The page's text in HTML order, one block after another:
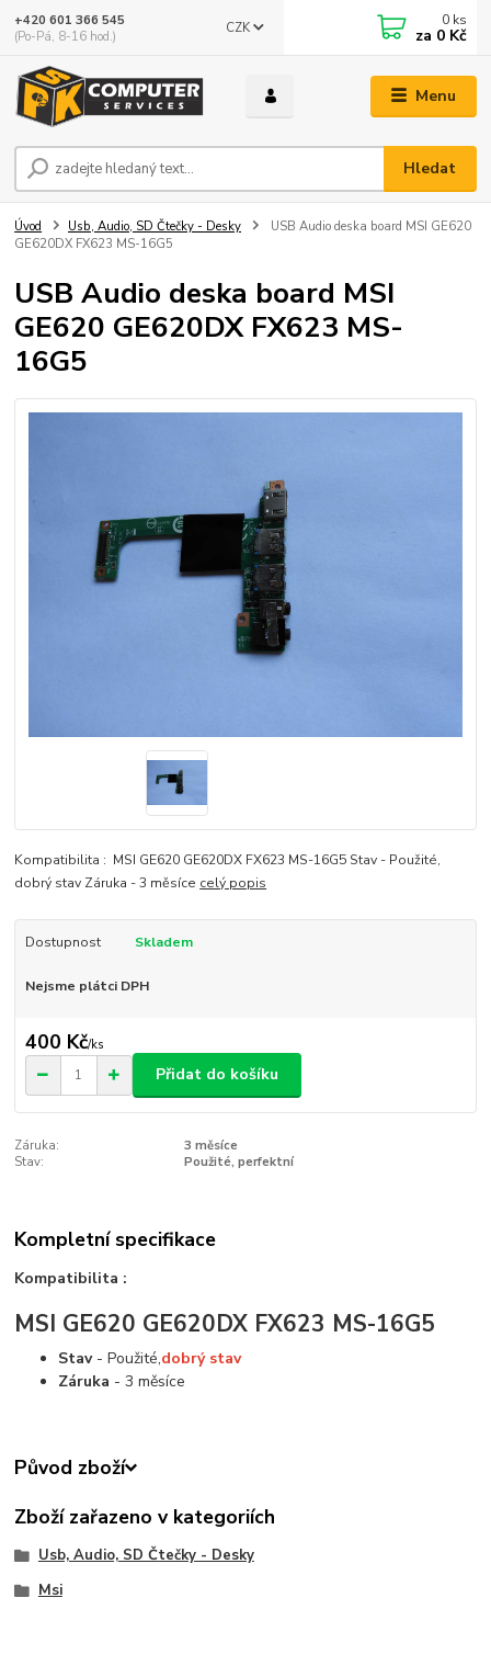
Menu
CZK
Hledat
+420 601 366 545
(Po-Pá, 8-16 hod.)
0 ks
za 0 Kč
Úvod Usb, Audio, SD Čtečky - Desky
USB Audio deska board MSI GE620
GE620DX FX623 MS-16G5
USB Audio deska board MSI
GE620 GE620DX FX623 MS-
16G5
Kompatibilita : MSI GE620 GE620DX FX623 MS-16G5 Stav - Použité,
dobrý stav Záruka - 3 měsíce celý popis
Dostupnost Skladem
Nejsme plátci DPH
400 Kč/ks
Přidat do košíku
Záruka:
3 měsíce
Stav:
Použité, perfektní
Kompletní specifikace
Kompatibilita :
MSI GE620 GE620DX FX623 MS-16G5
Stav - Použité,dobrý stav
Záruka - 3 měsíce
Původ zboží
Zboží zařazeno v kategoriích
Usb, Audio, SD Čtečky - Desky
Msi